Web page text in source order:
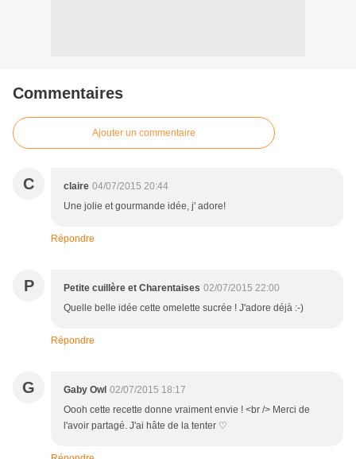
Commentaires
Ajouter un commentaire
C claire 04/07/2015 20:44
Une jolie et gourmande idée, j' adore!
Répondre
P Petite cuillère et Charentaises 02/07/2015 22:00
Quelle belle idée cette omelette sucrée ! J'adore déjà :-)
Répondre
G Gaby Owl 02/07/2015 18:17
Oooh cette recette donne vraiment envie ! <br /> Merci de
l'avoir partagé. J'ai hâte de la tenter ♡